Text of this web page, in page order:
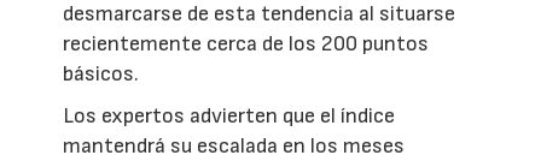
desmarcarse de esta tendencia al situarse
recientemente cerca de los 200 puntos
básicos.
Los expertos advierten que el índice
mantendrá su escalada en los meses